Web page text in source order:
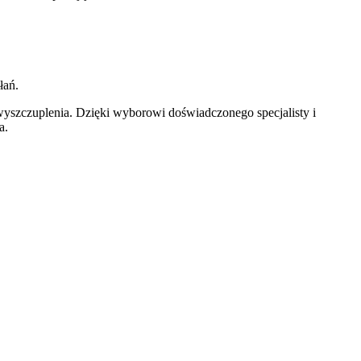
Dzięki wyborowi doświadczonego specjalisty i